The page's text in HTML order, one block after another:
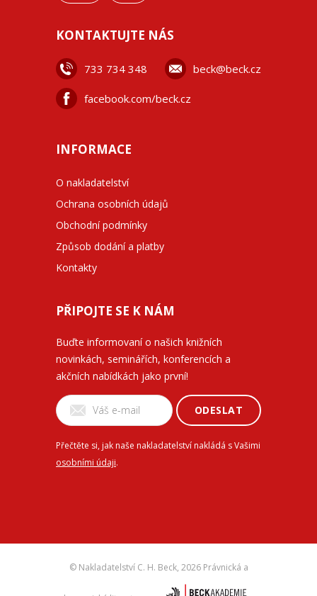
KONTAKTUJTE NÁS
733 734 348 beck@beck.cz
facebook.com/beck.cz
INFORMACE
O nakladatelství
Ochrana osobních údajů
Obchodní podmínky
Způsob dodání a platby
Kontakty
PŘIPOJTE SE K NÁM
Buďte informovaní o našich knižních
novinkách, seminářích, konferencích a
akčních nabídkách jako první!
ODESLAT
Přečtěte si, jak naše nakladatelství nakládá s Vašimi
osobními údaji.
© Nakladatelství C. H. Beck, 2026 Právnická a